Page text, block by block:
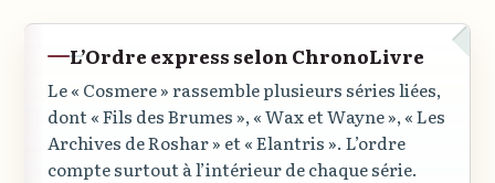
L’Ordre express selon ChronoLivre
Le« Cosmere »rassemble plusieurs séries liées,
dont« Fils des Brumes »,« Wax et Wayne »,« Les
Archives de Roshar » et« Elantris ». L’ordre
compte surtout à l’intérieur de chaque série.